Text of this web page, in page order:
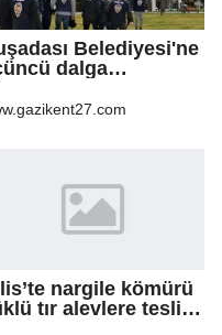
Belediyesi'ne
dalga
nargile kömürü
tır alevlere teslim